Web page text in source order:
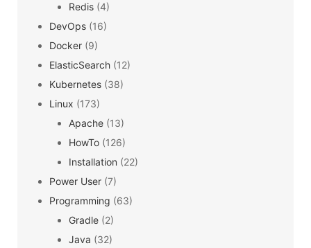
Redis (4)
DevOps (16)
Docker (9)
ElasticSearch (12)
Kubernetes (38)
Linux (173)
Apache (13)
HowTo (126)
Installation (22)
Power User (7)
Programming (63)
Gradle (2)
Java (32)